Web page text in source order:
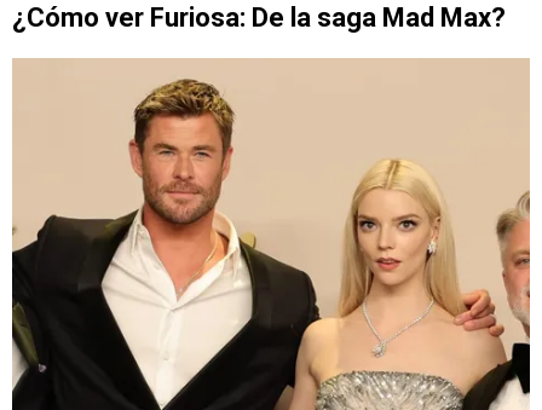
¿Cómo ver Furiosa: De la saga Mad Max?